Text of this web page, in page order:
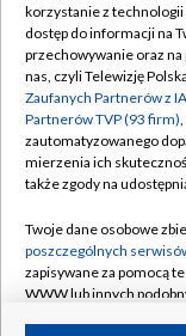
Abonament TVP
Emisja w TVP
Centrum
Naziemna
Rada
System NOS
Informacje o
korzystanie z
dostęp do informacji na
przechowywanie oraz
nas, czyli Telewizję
Zaufanych Partnerów z
Partnerów TVP (93 firm)
zautomatyzowanego
mierzenia ich
także zgody na
Twoje dane osobowe
poszczególnych
zapisywane za pomocą
WWW lub innych